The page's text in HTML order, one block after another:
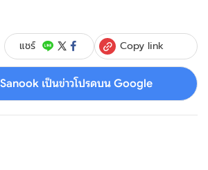
แชร์ Copy link
เป็นข่าวโปรดบน Google